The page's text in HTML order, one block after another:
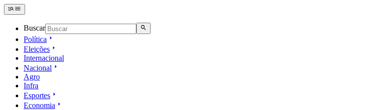
Buscar
Política
Eleições
Internacional
Nacional
Agro
Infra
Esportes
Economia